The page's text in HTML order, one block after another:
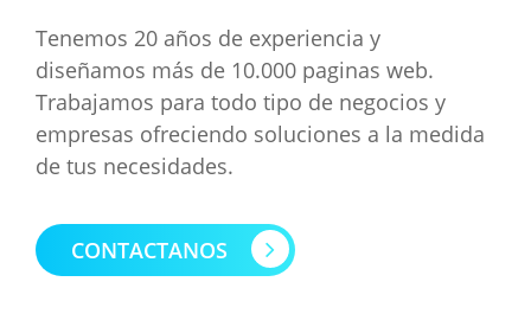
Tenemos 20 años de experiencia y
diseñamos más de 10.000 paginas web.
Trabajamos para todo tipo de negocios y
empresas ofreciendo soluciones a la medida
de tus necesidades.
CONTACTANOS